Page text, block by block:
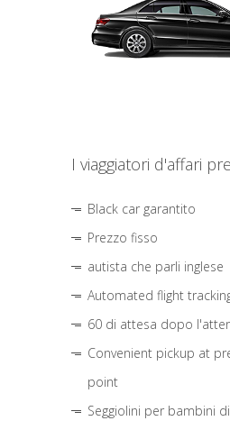
I viaggiatori d'affari
Black car garantito
Prezzo fisso
autista che parli inglese
Automated flight
60 di attesa dopo
Convenient pickup at
point
Seggiolini per bambini